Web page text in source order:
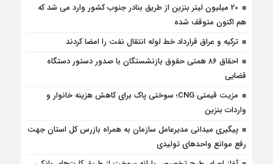
20 میلیون لیتر بنزین از طریق بنادر جنوب کشور وارد می شد که
هم اکنون متوقف شده
ترکیه و عراق قرارداد خط لوله انتقال نفت را امضا کردند
احقاق ۸۶ همتی حقوق بازنشستگان با صدور دستور دستگاه
قضایی
مزیت قیمتی CNG؛ سوختی پاک برای کاهش هزینه خانوار و
واردات بنزین
پیگیری میدانی مدیرعامل سازمان به همراه بازرس كل استان جهت
رفع موانع واحدهای تولیدی